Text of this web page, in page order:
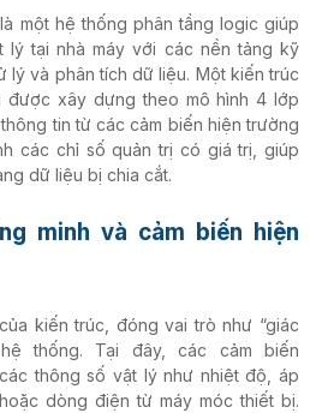
một hệ thống phân tầng logic giúp
lý tại nhà máy với các nền tảng kỹ
lý và phân tích dữ liệu. Một kiến trúc
được xây dựng theo mô hình 4 lớp
tin từ các cảm biến hiện trường
các chỉ số quản trị có giá trị, giúp
dữ liệu bị chia cắt.
minh và cảm biến hiện
kiến trúc, đóng vai trò như “giác
thống. Tại đây, các cảm biến
thông số vật lý như nhiệt độ, áp
dòng điện từ máy móc thiết bị.